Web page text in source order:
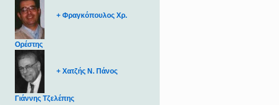
+ Φραγκόπουλος Χρ.
Ορέστης
+ Χατζής Ν. Πάνος
Γιάννης Τζελέπης